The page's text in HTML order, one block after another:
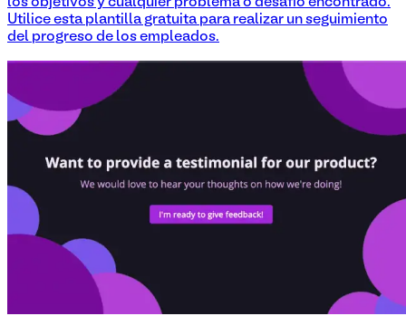
los objetivos y cualquier problema o desafío encontrado.
Utilice esta plantilla gratuita para realizar un seguimiento
del progreso de los empleados.